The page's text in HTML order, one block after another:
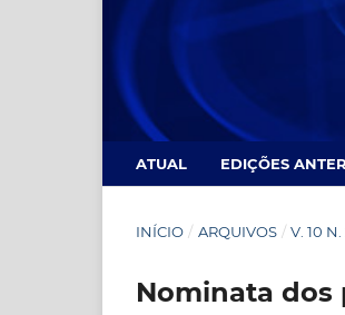
ATUAL EDIÇÕES
INÍCIO / ARQUIVOS / V. 10 N.
Nominata dos